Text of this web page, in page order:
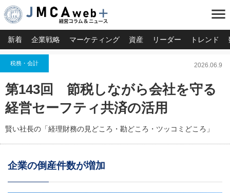
menu
新着 企業戦略 マーケティング 資産 リーダー トレンド
税務・会計 2026.06.9
第143回 節税しながら会社を守る
経営セーフティ共済の活用
賢い社長の「経理財務の見どころ・勘どころ・ツッコミどころ」
企業の倒産件数が増加